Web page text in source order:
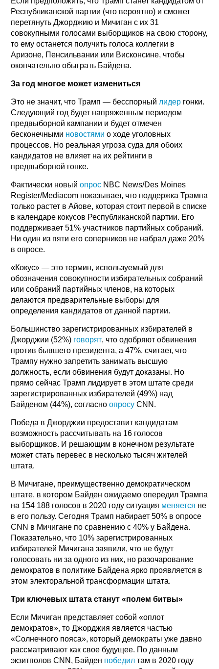
Республиканской партии (что вероятно) и сможет
перетянуть Джорджию и Мичиган с их 31
совокупными голосами выборщиков на свою сторону,
то ему останется получить голоса коллегии в
Аризоне, Пенсильвании или Висконсине, чтобы
окончательно обыграть Байдена.
За год многое может измениться
Это не значит, что Трамп — бесспорный лидер гонки.
Следующий год будет напряженным периодом
предвыборной кампании и будет отмечен
бесконечными новостями о ходе уголовных
процессов. Но реальная угроза суда для обоих
кандидатов не влияет на их рейтинги в
предвыборной гонке.
Фактически новыйопрос NBC News/Des Moines
Register/Mediacom показывает, что поддержка Трампа
только растет в Айове, которая стоит первой в списке
в календаре кокусов Республиканской партии. Его
поддерживает 51% участников партийных собраний.
Ни один из пяти его соперников не набрал даже 20%
в опросе.
«Кокус» — это термин, используемый для
обозначения совокупности избирательных собраний
или собраний партийных членов, на которых
делаются предварительные выборы для
определения кандидатов от данной партии.
Большинство зарегистрированных избирателей в
Джорджии (52%) говорят, что одобряют обвинения
против бывшего президента, а 47%, считает, что
Трампу нужно запретить занимать высшую
должность, если обвинения будут доказаны. Но
прямо сейчас Трамп лидирует в этом штате среди
зарегистрированных избирателей (49%) над
Байденом (44%), согласноопросу CNN.
Победа в Джорджии предоставит кандидатам
возможность рассчитывать на 16 голосов
выборщиков. И решающим в конечном результате
может стать перевес в несколько тысяч жителей
штата.
В Мичигане, преимущественно демократическом
штате, в котором Байден ожидаемо опередил Трампа
на 154 188 голосов в 2020 году ситуация меняется не
в его пользу. Сегодня Трамп набирает 50% в опросе
CNN в Мичигане по сравнению с 40% у Байдена.
Показательно, что 10% зарегистрированных
избирателей Мичигана заявили, что не будут
голосовать ни за одного из них, но разочарование
демократов в политике Байдена ярко проявляется в
этом электоральной трансформации штата.
Три ключевых штата станут «полем битвы»
Если Мичиган представляет собой «оплот
демократов», то Джорджия является частью
«Солнечного пояса», который демократы уже давно
рассматривают как свое будущее. По данным
экзитполов CNN, Байден победил там в 2020 году